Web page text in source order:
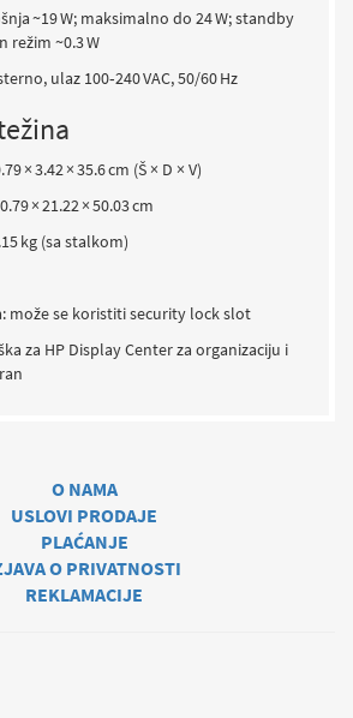
~19 W; maksimalno do 24 W; standby
režim ~0.3 W
ulaz 100‑240 VAC, 50/60 Hz
× 3.42 × 35.6 cm (Š × D × V)
× 21.22 × 50.03 cm
kg (sa stalkom)
može se koristiti security lock slot
za HP Display Center za organizaciju i
O NAMA
USLOVI PRODAJE
PLAĆANJE
O PRIVATNOSTI
REKLAMACIJE